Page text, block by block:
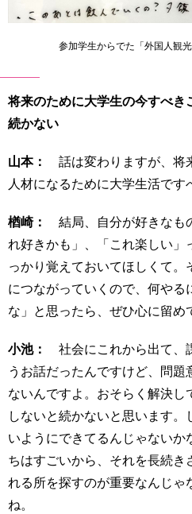
参加学生からでた「外国人観
将来のために大学生の今すべき
続かない
山本：
話は変わりますが、将
人材になるために大学生活です
楢崎：
結局、自分が好きなも
れ好きかも」、「これ楽しい」
っかり覚えておいてほしくて。
につながっていくので、何やる
な」と思ったら、ぜひ心に留め
小池：
社会にこれから出て、
うお話だったんですけど、問
ないんですよ。おそらく解決し
しないと続かないと思います
いようにできてるんじゃない
ちはすごいから、それを長続
れる所を探すのが重要なんじゃ
ね。